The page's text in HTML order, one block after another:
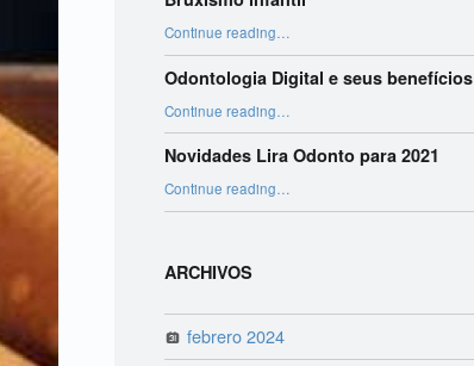
Continue reading …
Odontologia Digital e seus benefícios
Continue reading …
Novidades Lira Odonto para 2021
Continue reading“Novidades Lira Odonto para 2021”
…
ARCHIVOS
febrero 2024